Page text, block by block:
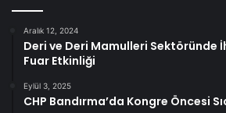
Aralık 12, 2024
Deri ve Deri Mamulleri Sektöründe
Fuar Etkinliği
Eylül 3, 2025
CHP Bandırma’da Kongre Öncesi